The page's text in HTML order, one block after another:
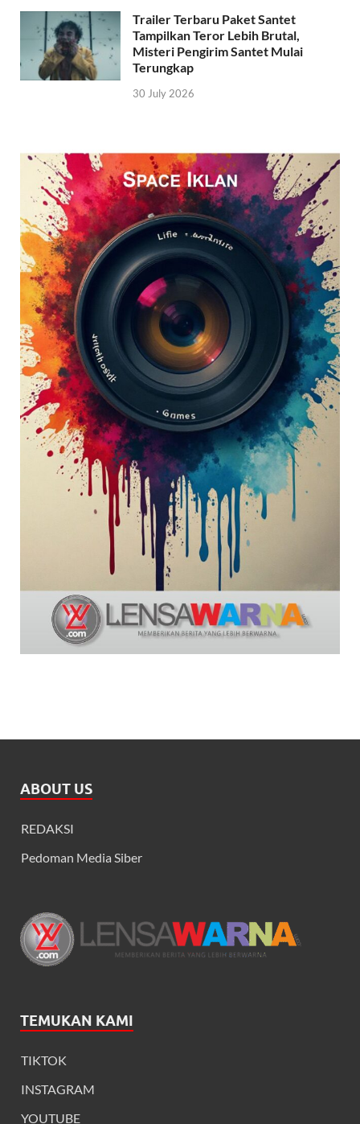
Trailer Terbaru Paket Santet
Tampilkan Teror Lebih Brutal,
Misteri Pengirim Santet Mulai
Terungkap
30 July 2026
ABOUT US
REDAKSI
Pedoman Media Siber
TEMUKAN KAMI
TIKTOK
INSTAGRAM
YOUTUBE